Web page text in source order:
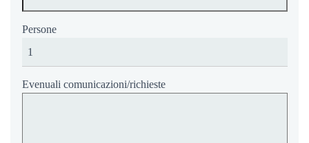
Persone
Evenuali comunicazioni/richieste